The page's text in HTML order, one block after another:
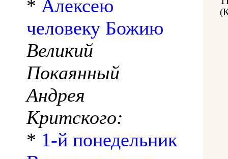
* Алексею
человеку Божию
Великий
Покаянный
Андрея
Критского:
* 1-й понедельник